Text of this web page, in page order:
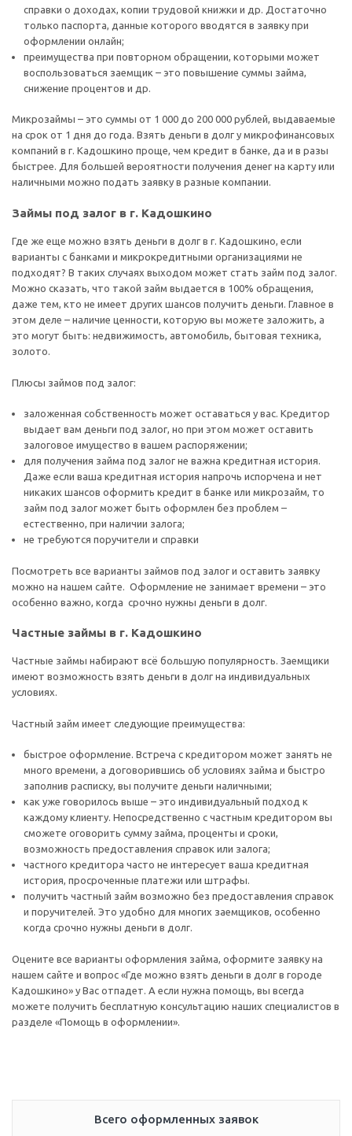
справки о доходах, копии трудовой книжки и др. Достаточно
только паспорта, данные которого вводятся в заявку при
оформлении онлайн;
преимущества при повторном обращении, которыми может
воспользоваться заемщик – это повышение суммы займа,
снижение процентов и др.
Микрозаймы – это суммы от 1 000 до 200 000 рублей, выдаваемые
на срок от 1 дня до года. Взять деньги в долг у микрофинансовых
компаний в г. Кадошкино проще, чем кредит в банке, да и в разы
быстрее. Для большей вероятности получения денег на карту или
наличными можно подать заявку в разные компании.
Займы под залог в г. Кадошкино
Где же еще можно взять деньги в долг в г. Кадошкино, если
варианты с банками и микрокредитными организациями не
подходят? В таких случаях выходом может стать займ под залог.
Можно сказать, что такой займ выдается в 100% обращения,
даже тем, кто не имеет других шансов получить деньги. Главное в
этом деле – наличие ценности, которую вы можете заложить, а
это могут быть: недвижимость, автомобиль, бытовая техника,
золото.
Плюсы займов под залог:
заложенная собственность может оставаться у вас. Кредитор
выдает вам деньги под залог, но при этом может оставить
залоговое имущество в вашем распоряжении;
для получения займа под залог не важна кредитная история.
Даже если ваша кредитная история напрочь испорчена и нет
никаких шансов оформить кредит в банке или микрозайм, то
займ под залог может быть оформлен без проблем –
естественно, при наличии залога;
не требуются поручители и справки
Посмотреть все варианты займов под залог и оставить заявку
можно на нашем сайте. Оформление не занимает времени – это
особенно важно, когда срочно нужны деньги в долг.
Частные займы в г. Кадошкино
Частные займы набирают всё большую популярность. Заемщики
имеют возможность взять деньги в долг на индивидуальных
условиях.
Частный займ имеет следующие преимущества:
быстрое оформление. Встреча с кредитором может занять не
много времени, а договорившись об условиях займа и быстро
заполнив расписку, вы получите деньги наличными;
как уже говорилось выше – это индивидуальный подход к
каждому клиенту. Непосредственно с частным кредитором вы
сможете оговорить сумму займа, проценты и сроки,
возможность предоставления справок или залога;
частного кредитора часто не интересует ваша кредитная
история, просроченные платежи или штрафы.
получить частный займ возможно без предоставления справок
и поручителей. Это удобно для многих заемщиков, особенно
когда срочно нужны деньги в долг.
Оцените все варианты оформления займа, оформите заявку на
нашем сайте и вопрос «Где можно взять деньги в долг в городе
Кадошкино» у Вас отпадет. А если нужна помощь, вы всегда
можете получить бесплатную консультацию наших специалистов в
разделе «Помощь в оформлении».
Всего оформленных заявок